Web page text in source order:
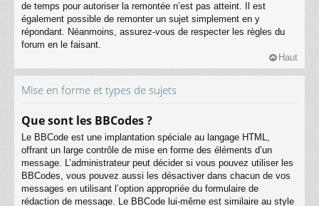
de temps pour autoriser la remontée n’est pas atteint. Il est
également possible de remonter un sujet simplement en y
répondant. Néanmoins, assurez-vous de respecter les règles du
forum en le faisant.
Haut
Mise en forme et types de sujets
Que sont les BBCodes ?
Le BBCode est une implantation spéciale au langage HTML,
offrant un large contrôle de mise en forme des éléments d’un
message. L’administrateur peut décider si vous pouvez utiliser les
BBCodes, vous pouvez aussi les désactiver dans chacun de vos
messages en utilisant l’option appropriée du formulaire de
rédaction de message. Le BBCode lui-même est similaire au style